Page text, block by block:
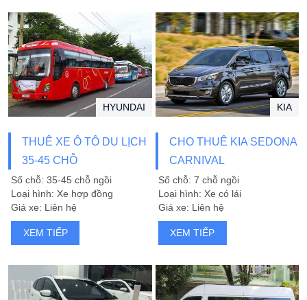
THUÊ XE Ô TÔ DU LỊCH
35-45 CHỖ
HYUNDAI
Số chỗ: 35-45 chỗ ngồi
Loại hình: Xe hợp đồng
Giá xe: Liên hệ
XEM TIẾP
CHO THUÊ KIA SEDONA
CARNIVAL
KIA
Số chỗ: 7 chỗ ngồi
Loại hình: Xe có lái
Giá xe: Liên hệ
XEM TIẾP